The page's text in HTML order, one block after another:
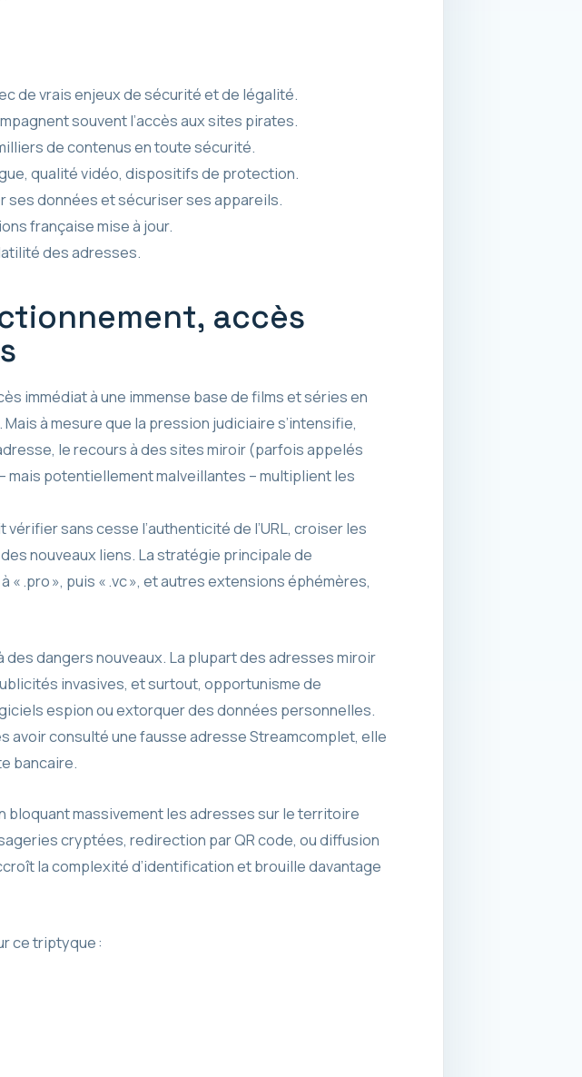
de vrais enjeux de sécurité et de légalité.
souvent l’accès aux sites pirates.
de contenus en toute sécurité.
qualité vidéo, dispositifs de protection.
données et sécuriser ses appareils.
française mise à jour.
des adresses.
accès
immédiat à une immense base de films et séries en
à mesure que la pression judiciaire s’intensifie,
le recours à des sites miroir (parfois appelés
mais potentiellement malveillantes – multiplient les
sans cesse l’authenticité de l’URL, croiser les
nouveaux liens. La stratégie principale de
.pro », puis « .vc », et autres extensions éphémères,
dangers nouveaux. La plupart des adresses miroir
invasives, et surtout, opportunisme de
espion ou extorquer des données personnelles.
avoir consulté une fausse adresse Streamcomplet, elle
bancaire.
bloquant massivement les adresses sur le territoire
cryptées, redirection par QR code, ou diffusion
la complexité d’identification et brouille davantage
ce triptyque :